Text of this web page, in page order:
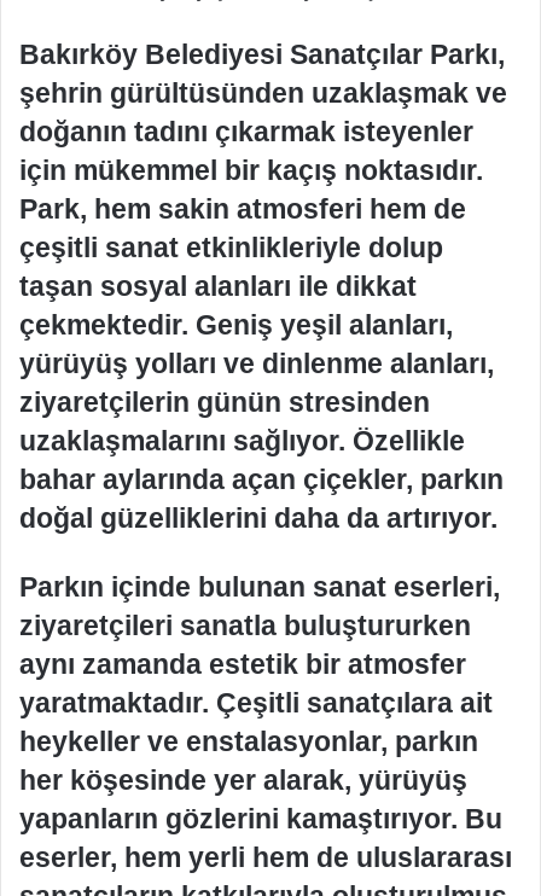
Bakırköy Belediyesi Sanatçılar Parkı,
şehrin gürültüsünden uzaklaşmak ve
doğanın tadını çıkarmak isteyenler
için mükemmel bir kaçış noktasıdır.
Park, hem sakin atmosferi hem de
çeşitli sanat etkinlikleriyle dolup
taşan sosyal alanları ile dikkat
çekmektedir. Geniş yeşil alanları,
yürüyüş yolları ve dinlenme alanları,
ziyaretçilerin günün stresinden
uzaklaşmalarını sağlıyor. Özellikle
bahar aylarında açan çiçekler, parkın
doğal güzelliklerini daha da artırıyor.
Parkın içinde bulunan sanat eserleri,
ziyaretçileri sanatla buluştururken
aynı zamanda estetik bir atmosfer
yaratmaktadır. Çeşitli sanatçılara ait
heykeller ve enstalasyonlar, parkın
her köşesinde yer alarak, yürüyüş
yapanların gözlerini kamaştırıyor. Bu
eserler, hem yerli hem de uluslararası